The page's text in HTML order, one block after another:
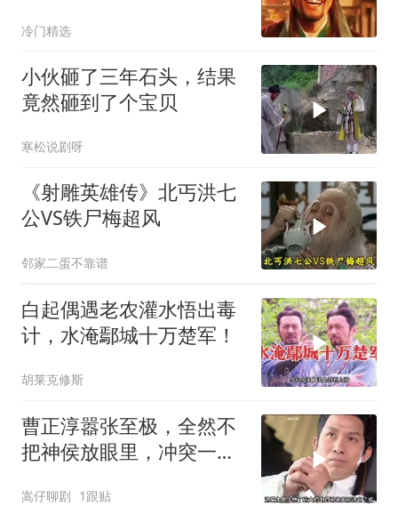
冷门精选
小伙砸了三年石头，结果
竟然砸到了个宝贝
寒松说剧呀
《射雕英雄传》北丐洪七
公VS铁尸梅超风
邻家二蛋不靠谱
白起偶遇老农灌水悟出毒
计，水淹鄢城十万楚军！
胡莱克修斯
曹正淳嚣张至极，全然不
把神侯放眼里，冲突一触
嵩仔聊剧 1跟贴